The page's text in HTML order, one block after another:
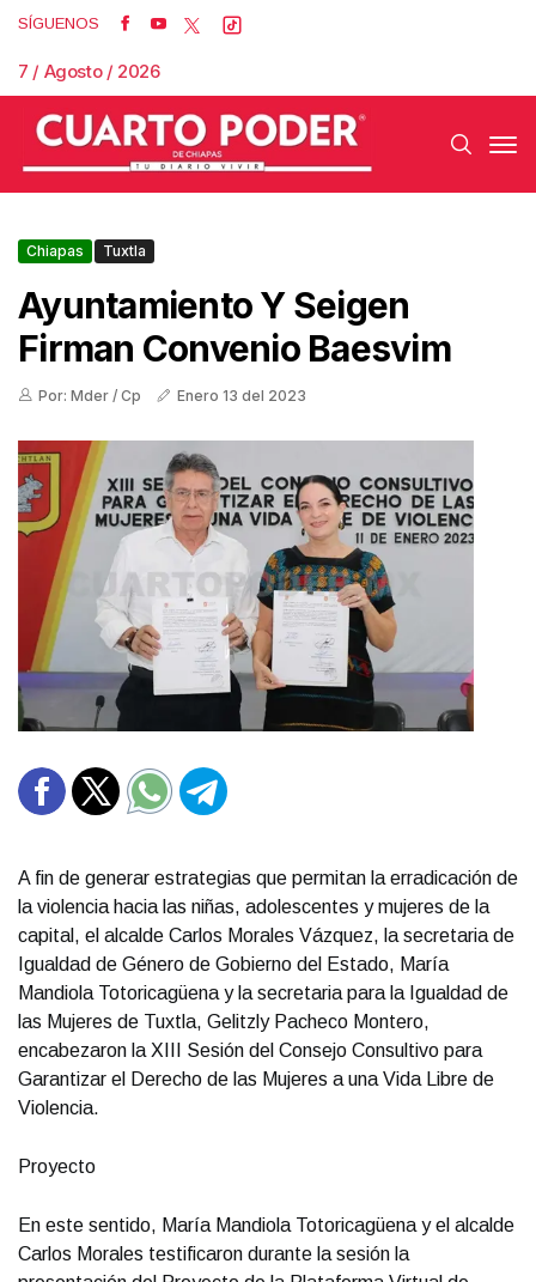
SÍGUENOS
7 / Agosto / 2026
Chiapas Tuxtla
Ayuntamiento Y Seigen
Firman Convenio Baesvim
Por: Mder / Cp Enero 13 del 2023
A fin de generar estrategias que permitan la erradicación de
la violencia hacia las niñas, adolescentes y mujeres de la
capital, el alcalde Carlos Morales Vázquez, la secretaria de
Igualdad de Género de Gobierno del Estado, María
Mandiola Totoricagüena y la secretaria para la Igualdad de
las Mujeres de Tuxtla, Gelitzly Pacheco Montero,
encabezaron la XIII Sesión del Consejo Consultivo para
Garantizar el Derecho de las Mujeres a una Vida Libre de
Violencia.
Proyecto
En este sentido, María Mandiola Totoricagüena y el alcalde
Carlos Morales testificaron durante la sesión la